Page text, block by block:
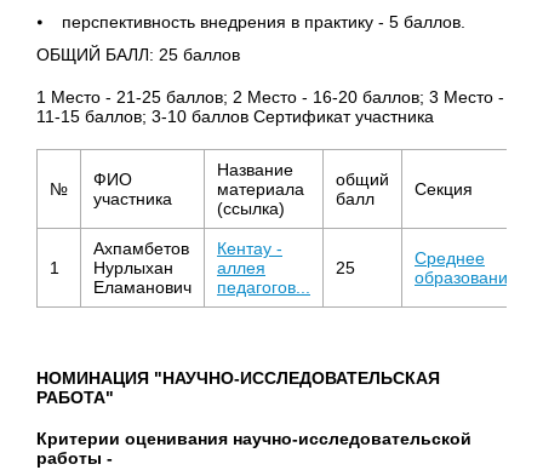
⦁ перспективность внедрения в практику - 5 баллов.
ОБЩИЙ БАЛЛ: 25 баллов
1 Место - 21-25 баллов; 2 Место - 16-20 баллов; 3 Место -
11-15 баллов; 3-10 баллов Сертификат участника
№
ФИО
участника
Название
материала
(ссылка)
общий
балл
Секция
1
Ахпамбетов
Нурлыхан
Еламанович
Кентау -
аллея
педагогов...
25
Среднее
образование
НОМИНАЦИЯ "НАУЧНО-ИССЛЕДОВАТЕЛЬСКАЯ
РАБОТА"
Критерии оценивания научно-исследовательской
работы -